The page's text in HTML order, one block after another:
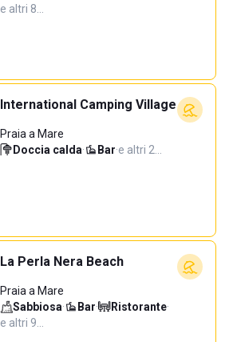
e altri 8…
International Camping Village
Praia a Mare
Doccia calda· Bar·e altri 2…
La Perla Nera Beach
Praia a Mare
Sabbiosa· Bar· Ristorante·
e altri 9…